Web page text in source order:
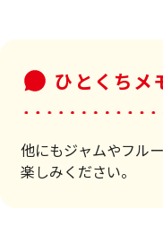
ひとくちメ
他にもジャムやフル
楽しみください。